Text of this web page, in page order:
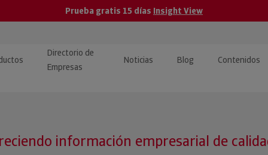
Prueba gratis 15 días Insight View
Directorio de
Empresas
Noticias Blog Contenidos
Pública
información empresarial de